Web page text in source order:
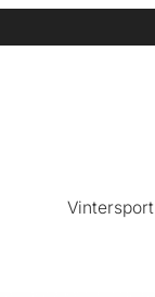
Vintersport